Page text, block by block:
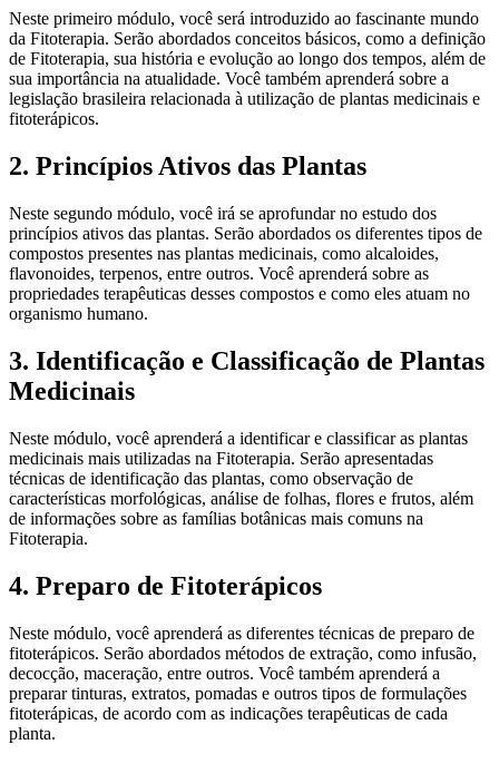
Neste primeiro módulo, você será introduzido ao fascinante mundo
da Fitoterapia. Serão abordados conceitos básicos, como a definição
de Fitoterapia, sua história e evolução ao longo dos tempos, além de
sua importância na atualidade. Você também aprenderá sobre a
legislação brasileira relacionada à utilização de plantas medicinais e
fitoterápicos.
2. Princípios Ativos das Plantas
Neste segundo módulo, você irá se aprofundar no estudo dos
princípios ativos das plantas. Serão abordados os diferentes tipos de
compostos presentes nas plantas medicinais, como alcaloides,
flavonoides, terpenos, entre outros. Você aprenderá sobre as
propriedades terapêuticas desses compostos e como eles atuam no
organismo humano.
3. Identificação e Classificação de Plantas
Medicinais
Neste módulo, você aprenderá a identificar e classificar as plantas
medicinais mais utilizadas na Fitoterapia. Serão apresentadas
técnicas de identificação das plantas, como observação de
características morfológicas, análise de folhas, flores e frutos, além
de informações sobre as famílias botânicas mais comuns na
Fitoterapia.
4. Preparo de Fitoterápicos
Neste módulo, você aprenderá as diferentes técnicas de preparo de
fitoterápicos. Serão abordados métodos de extração, como infusão,
decocção, maceração, entre outros. Você também aprenderá a
preparar tinturas, extratos, pomadas e outros tipos de formulações
fitoterápicas, de acordo com as indicações terapêuticas de cada
planta.